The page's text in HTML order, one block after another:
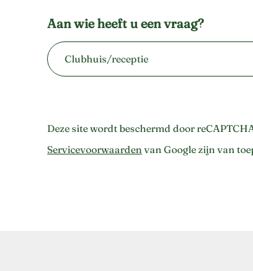
Aan wie heeft u een vraag?
heeft
u
Deze site wordt beschermd door
Servicevoorwaarden van Google zijn van